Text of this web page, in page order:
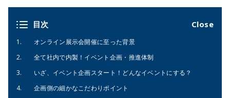
目次
オンライン展示会開催に至った背景
全て社内で内製！イベント企画・推進体制
いざ、イベント企画スタート！どんなイベントにする？
企画側の細かなこだわりポイント